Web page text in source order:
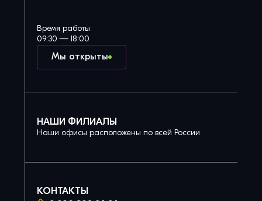
Мы открыты
Время работы
09:30 — 18:00
НАШИ ФИЛИАЛЫ
Наши офисы расположены по всей России
КОНТАКТЫ